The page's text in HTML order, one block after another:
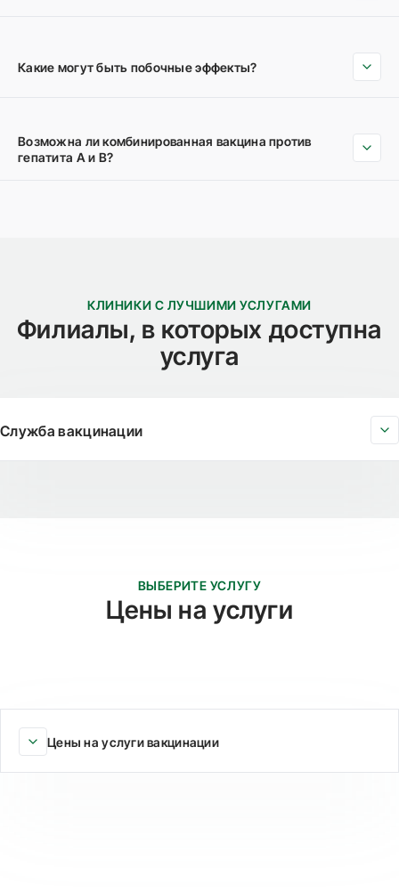
Какие могут быть побочные эффекты?
Возможна ли комбинированная вакцина против
гепатита A и B?
КЛИНИКИ С ЛУЧШИМИ УСЛУГАМИ
Филиалы, в которых доступна
услуга
Служба вакцинации
ВЫБЕРИТЕ УСЛУГУ
Цены на услуги
Цены на услуги вакцинации